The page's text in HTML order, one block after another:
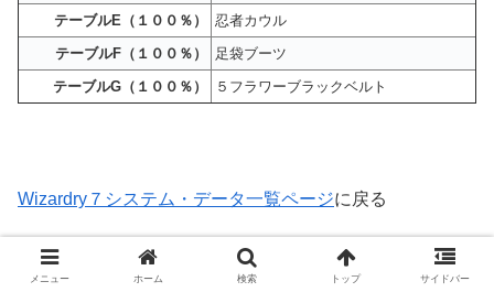
テーブルE（１００％）
忍者カウル
テーブルF（１００％）
足袋ブーツ
テーブルG（１００％）
５フラワーブラックベルト
Wizardry７システム・データ一覧ページに戻る
メニュー ホーム 検索 トップ サイドバー